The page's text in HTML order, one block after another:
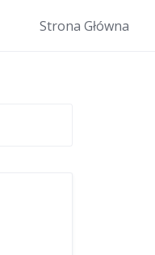
Strona Główna